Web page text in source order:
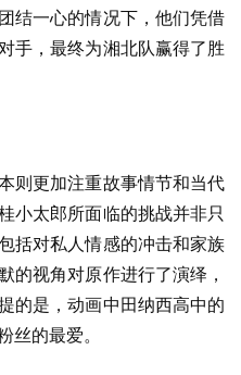
结一心的情况下，他们凭借
手，最终为湘北队赢得了胜
则更加注重故事情节和当代
小太郎所面临的挑战并非只
括对私人情感的冲击和家族
的视角对原作进行了演绎，
的是，动画中田纳西高中的
丝的最爱。